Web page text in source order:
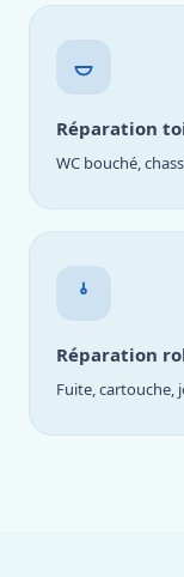
Réparation
WC bouché,
Réparation
Fuite,